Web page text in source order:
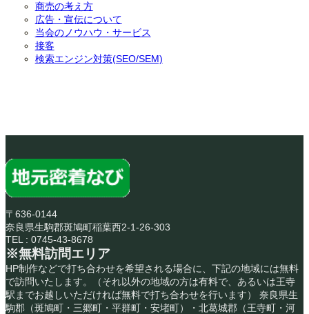
商売の考え方
広告・宣伝について
当会のノウハウ・サービス
接客
検索エンジン対策(SEO/SEM)
〒636-0144
奈良県生駒郡斑鳩町稲葉西2-1-26-303
TEL : 0745-43-8678
※無料訪問エリア
HP制作などで打ち合わせを希望される場合に、下記の地域には無料
で訪問いたします。（それ以外の地域の方は有料で、あるいは王寺
駅までお越しいただければ無料で打ち合わせを行います） 奈良県生
駒郡（斑鳩町・三郷町・平群町・安堵町）・北葛城郡（王寺町・河